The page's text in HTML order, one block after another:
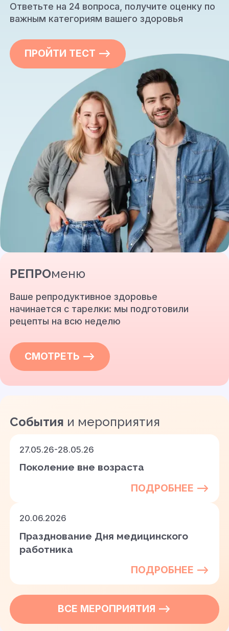
Ответьте на 24 вопроса, получите оценку по
важным категориям вашего здоровья
ПРОЙТИ ТЕСТ —>
РЕПРОменю
Ваше репродуктивное здоровье
начинается с тарелки: мы подготовили
рецепты на всю неделю
СМОТРЕТЬ —>
События и мероприятия
ВСЕ МЕРОПРИЯТИЯ —>
27.05.26-28.05.26
Поколение вне возраста
ПОДРОБНЕЕ —>
20.06.2026
Празднование Дня медицинского
работника
ПОДРОБНЕЕ —>